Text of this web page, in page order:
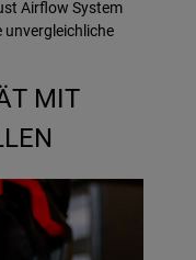
Airflow System
unvergleichliche
MIT